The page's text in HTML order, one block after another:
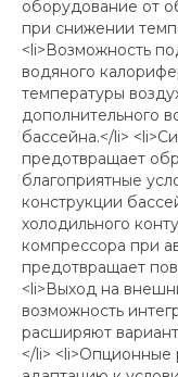
оборудование от
при снижении
<li>Возможность
водяного
температуры
дополнительного
бассейна.</li>
предотвращает
благоприятные
конструкции
холодильного
компрессора при
предотвращает
<li>Выход на
возможность
расширяют
</li>